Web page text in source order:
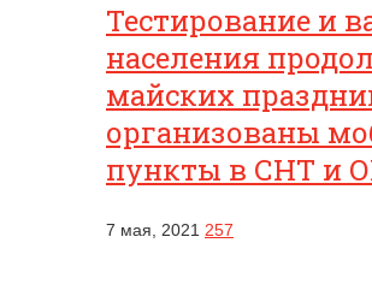
Тестирование и
населения
майских
организованы
пункты в СНТ и
7 мая, 2021 257